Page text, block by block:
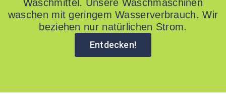
Waschmittel. Unsere Waschmaschinen
waschen mit geringem Wasserverbrauch. Wir
beziehen nur natürlichen Strom.
Entdecken!